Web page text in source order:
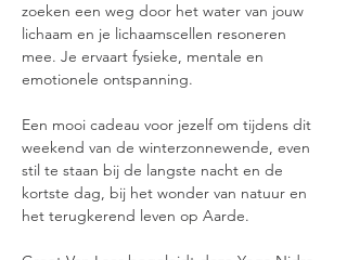
zoeken een weg door het water van jouw
lichaam en je lichaamscellen resoneren
mee. Je ervaart fysieke, mentale en
emotionele ontspanning.
Een mooi cadeau voor jezelf om tijdens dit
weekend van de winterzonnewende, even
stil te staan bij de langste nacht en de
kortste dag, bij het wonder van natuur en
het terugkerend leven op Aarde.